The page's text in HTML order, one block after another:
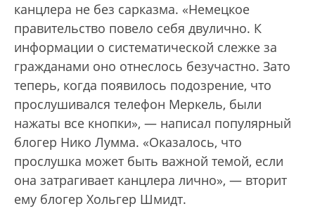
канцлера не без сарказма. «Немецкое
правительство повело себя двулично. К
информации о систематической слежке за
гражданами оно отнеслось безучастно. Зато
теперь, когда появилось подозрение, что
прослушивался телефон Меркель, были
нажаты все кнопки», — написал популярный
блогер Нико Лумма. «Оказалось, что
прослушка может быть важной темой, если
она затрагивает канцлера лично», — вторит
ему блогер Хольгер Шмидт.